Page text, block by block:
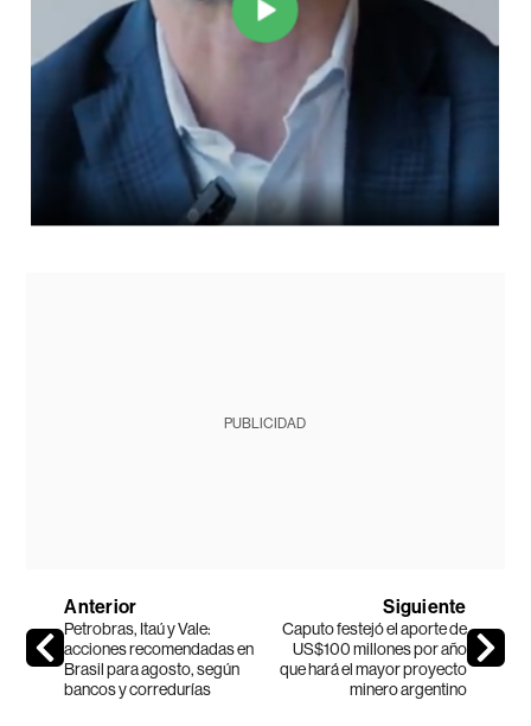
PUBLICIDAD
Anterior
Petrobras, Itaú y Vale:
acciones recomendadas en
Brasil para agosto, según
bancos y corredurías
Siguiente
Caputo festejó el aporte de
US$100 millones por año
que hará el mayor proyecto
minero argentino